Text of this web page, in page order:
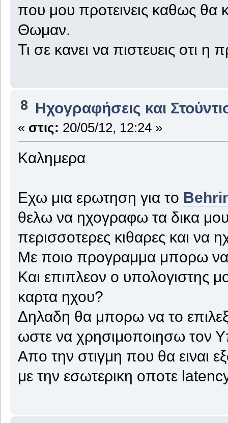
που μου προτεινεις καθως θα
Θωμαν.
Τι σε κανει να πιστευεις οτι η
8 Ηχογραφήσεις και
« στις: 20/05/12, 12:24 »
Καλημερα
Εχω μια ερωτηση για το
θελω να ηχογραφω τα δικα
περισσοτερες κιθαρες και
Με ποιο προγραμμα μπορω
Kαι επιπλεον ο υπολογιστης
καρτα ηχου?
Δηλαδη θα μπορω να το
ωστε να χρησιμοποιησω τον
Απο την στιγμη που θα ειναι
με την εσωτερικη οποτε